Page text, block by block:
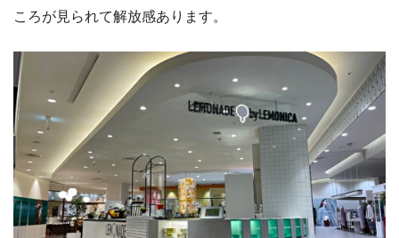
ころが見られて解放感あります。